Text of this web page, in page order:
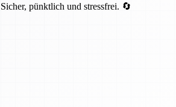
pünktlich und stressfrei. 🔄